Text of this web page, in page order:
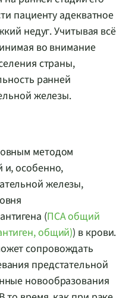
пациенту адекватное
недуг. Учитывая всё
во внимание
страны,
ранней
железы.
методом
и, особенно,
железы,
антигена (ПСА общий
общий)) в крови.
сопровождать
предстательной
новообразования